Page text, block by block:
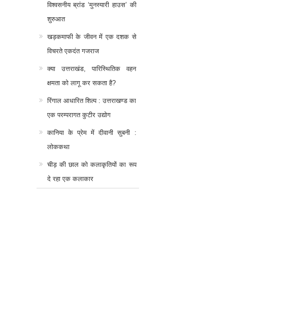
विश्वसनीय ब्रांड ‘मुनस्यारी हाउस’ की
शुरुआत
खड़कमाफी के जीवन में एक दशक से
विचरते एकदंत गजराज
क्या उत्तराखंड, पारिस्थितिक वहन
क्षमता को लागू कर सकता है?
रिंगाल आधारित शिल्प : उत्तराखण्ड का
एक परम्परागत कुटीर उद्योग
कानिया के प्रेम में दीवानी सुबनी :
लोककथा
चीड़ की छाल को कलाकृतियों का रूप
दे रहा एक कलाकार